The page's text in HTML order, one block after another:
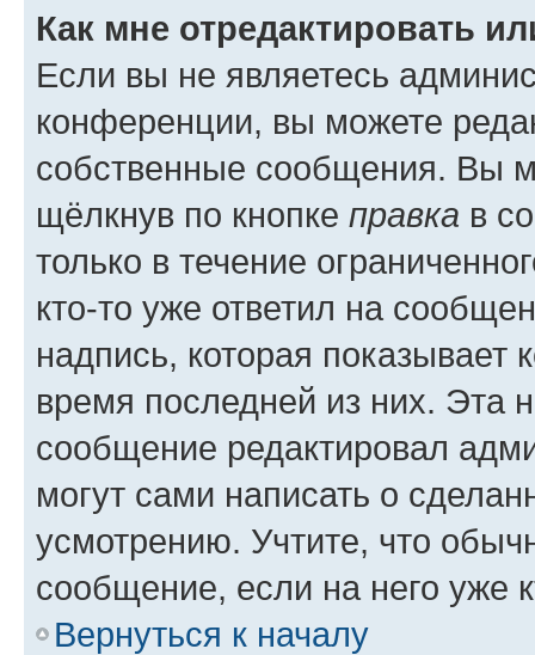
Как мне отредактировать
Если вы не являетесь
конференции, вы можете
собственные сообщения. Вы
щёлкнув по кнопке правка в
только в течение
кто-то уже ответил на
надпись, которая показывает
время последней из них. Эта
сообщение редактировал
могут сами написать о
усмотрению. Учтите, что
сообщение, если на него уже
Вернуться к началу